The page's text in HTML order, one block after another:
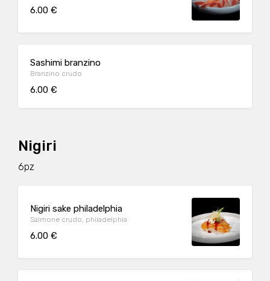
6.00 €
Sashimi branzino
Branzino crudo
6.00 €
Nigiri
6pz
Nigiri sake philadelphia
Salmone crudo, philadelphia
6.00 €